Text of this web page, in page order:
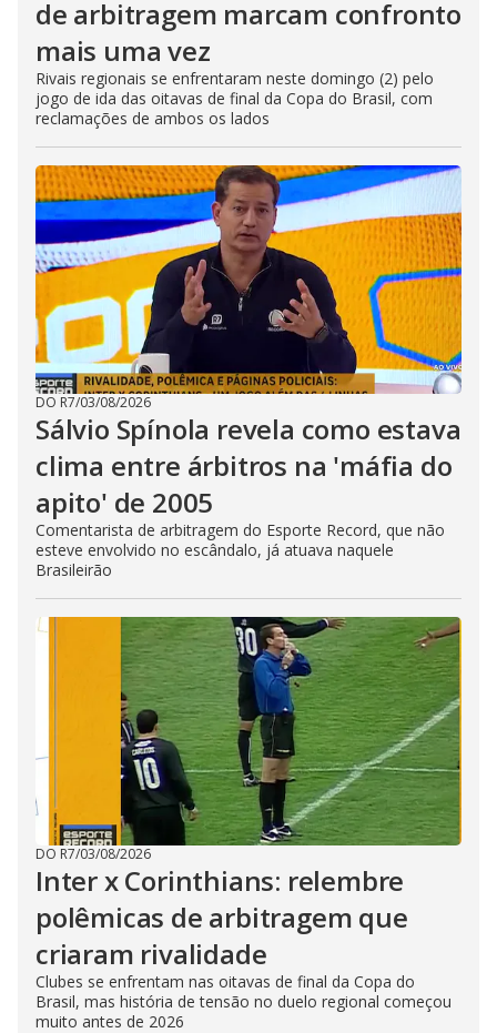
de arbitragem marcam confronto
mais uma vez
Rivais regionais se enfrentaram neste domingo (2) pelo
jogo de ida das oitavas de final da Copa do Brasil, com
reclamações de ambos os lados
DO R7/03/08/2026
Sálvio Spínola revela como estava
clima entre árbitros na 'máfia do
apito' de 2005
Comentarista de arbitragem do Esporte Record, que não
esteve envolvido no escândalo, já atuava naquele
Brasileirão
DO R7/03/08/2026
Inter x Corinthians: relembre
polêmicas de arbitragem que
criaram rivalidade
Clubes se enfrentam nas oitavas de final da Copa do
Brasil, mas história de tensão no duelo regional começou
muito antes de 2026